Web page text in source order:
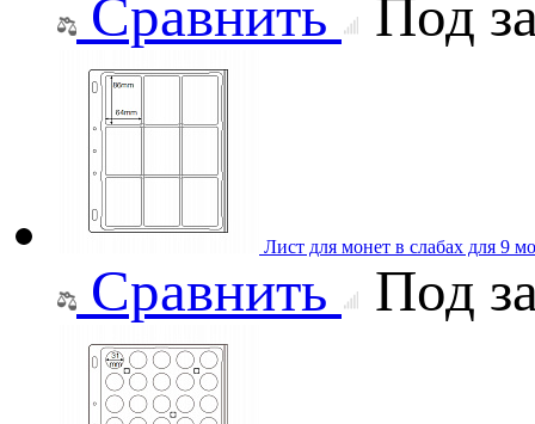
Сравнить Под
Лист для монет в слабах для 9
Сравнить Под